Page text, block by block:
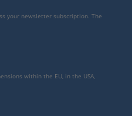
your newsletter subscription. The
within the EU, in the USA,